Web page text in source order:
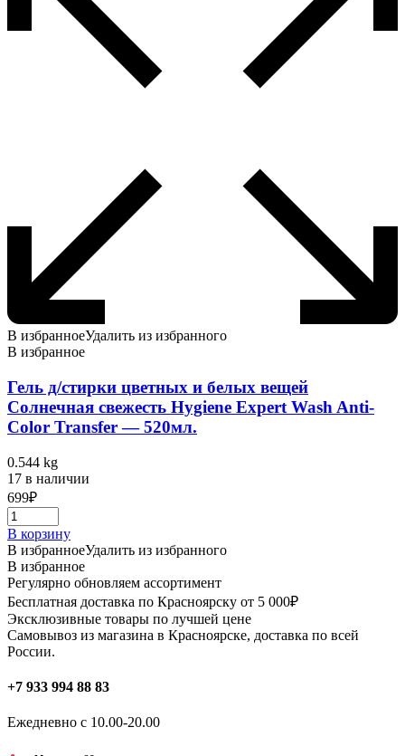
В избранноеУдалить из избранного
В избранное
Гель д/стирки цветных и белых вещей
Солнечная свежесть Hygiene Expert Wash Anti-
Color Transfer — 520мл.
0.544 kg
17 в наличии
699₽
В корзину
В избранноеУдалить из избранного
В избранное
Регулярно обновляем ассортимент
Бесплатная доставка по Красноярску от 5 000₽
Эксклюзивные товары по лучшей цене
Самовывоз из магазина в Красноярске, доставка по всей
России.
+7 933 994 88 83
Ежедневно с 10.00-20.00